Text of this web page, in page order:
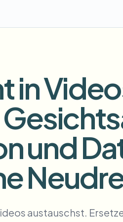
teams.
e comprendi i video — Ceptory
in
und
austauschst.